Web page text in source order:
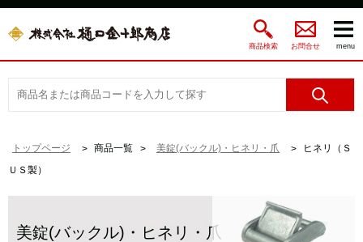
商品検索 お問合せ menu
トップページ 商品一覧 美錠(バックル)・ヒネリ・爪
ヒネリ（Ｓ
ＵＳ製）
美錠(バックル)・ヒネリ・爪